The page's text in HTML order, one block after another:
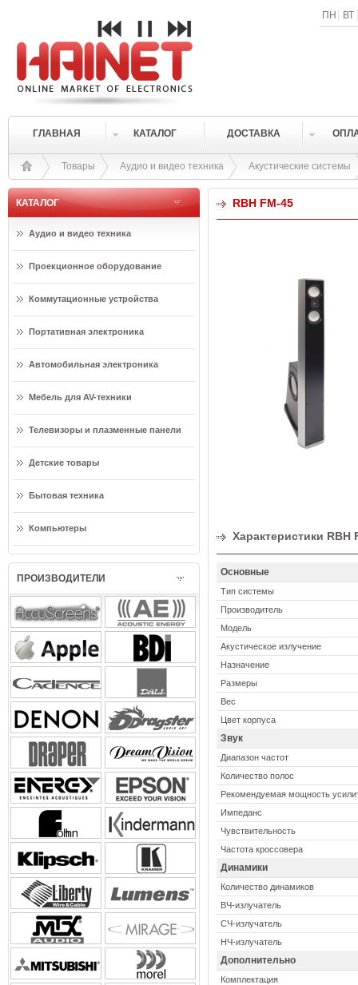
ПН ВТ
ГЛАВНАЯ КАТАЛОГ ДОСТАВКА
Товары Аудио и видео техника Акустические системы
КАТАЛОГ
Аудио и видео техника
Проекционное оборудование
Коммутационные устройства
Портативная электроника
Автомобильная электроника
Мебель для AV-техники
Телевизоры и плазменные панели
Детские товары
Бытовая техника
Компьютеры
ПРОИЗВОДИТЕЛИ
RBH FM-45
Характеристики RBH
Основные
Тип системы
Производитель
Модель
Акустическое излучение
Назначение
Размеры
Вес
Цвет корпуса
Звук
Диапазон частот
Количество полос
Рекомендуемая мощность
Импеданс
Чувствительность
Частота кроссовера
Динамики
Количество динамиков
ВЧ-излучатель
СЧ-излучатель
НЧ-излучатель
Дополнительно
Комплектация